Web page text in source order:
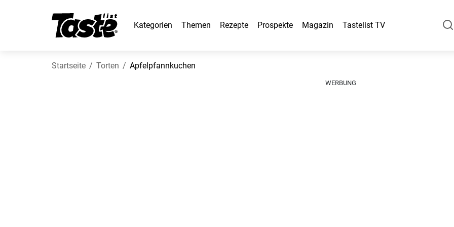
Kategorien Themen Rezepte Prospekte Magazin Tastelist TV
Startseite Torten Apfelpfannkuchen
WERBUNG